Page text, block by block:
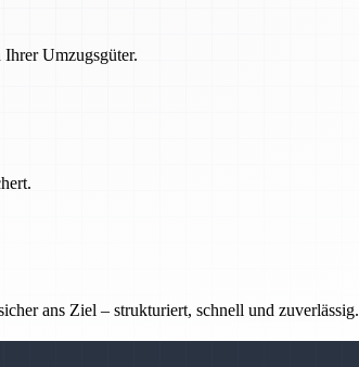
Umzugsgüter.
ans Ziel – strukturiert, schnell und zuverlässig.